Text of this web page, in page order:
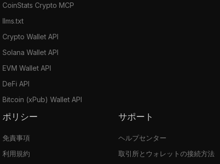
CoinStats Crypto MCP
llms.txt
Crypto Wallet API
Solana Wallet API
EVM Wallet API
DeFi API
Bitcoin (xPub) Wallet API
ポリシー
免責事項
利用規約
サポート
ヘルプセンター
取引所とウォレットの接続方法